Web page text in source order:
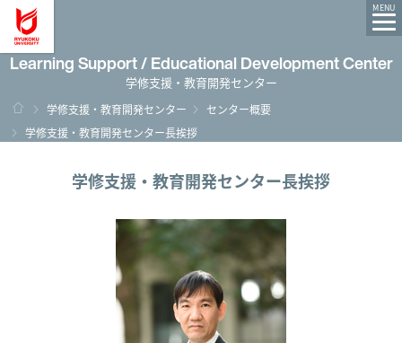
MENU
Learning Support / Educational Development Center
学修支援・教育開発センター
ホーム
学修支援・教育開発センター
センター概要
学修支援・教育開発センター長挨拶
学修支援・教育開発センター長挨拶